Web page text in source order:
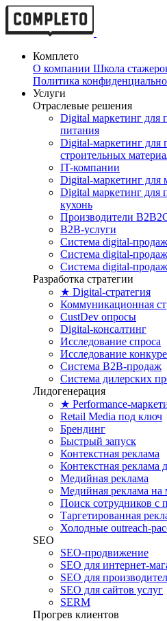
Комплето
О компании Школа
Политика
Услуги
Отраслевые решения
Digital маркетинг для
питания
Digital-маркетинг для
строительных
IT-компании
Digital-маркетинг для
Digital маркетинг для
кухонь
Производители
B2B-услуги
Cистема digital-
Система digital-
Система digital-
Разработка стратегии
★ Digital-стратегия
Коммуникационная
CustDev опросы
Digital-консалтинг
Исследование спроса
Исследование
Система B2B-продаж
Система дилерских
Лидогенерация
★ Performance-
Retail Media под ключ
Брендинг
Быстрый запуск
Контекстная реклама
Контекстная реклама
Медийная реклама
Медийная реклама на
Поиск сотрудников с
Таргетированная
Холодные outreach-
SEO
SEO-продвижение
SEO для интернет-
SEO для
SEO для сайтов услуг
SERM
Прогрев клиентов